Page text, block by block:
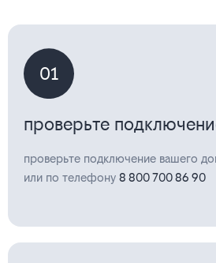
01
проверьте
проверьте подключение вашего
или по телефону 8 800 700 86 90